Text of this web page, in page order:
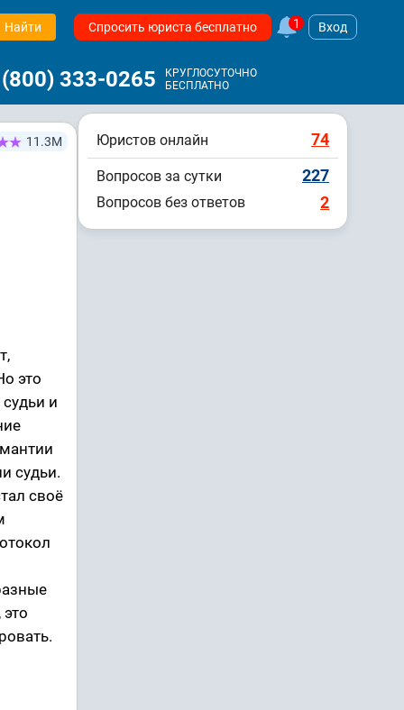
Найти Спросить юриста бесплатно 1 Вход
333-0265
КРУГЛОСУТОЧНО
БЕСПЛАТНО
11.3М
это
и
судьи.
своё
Юристов онлайн 74
Вопросов за сутки 227
Вопросов без ответов 2